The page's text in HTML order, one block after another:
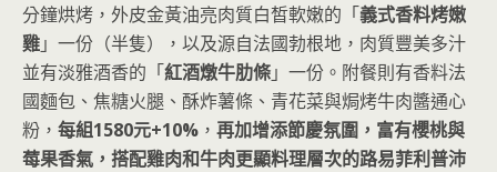
分鐘烘烤，外皮金黃油亮肉質白皙軟嫩的「義式香料烤嫩
雞」一份（半隻），以及源自法國勃根地，肉質豐美多汁
並有淡雅酒香的「紅酒燉牛肋條」一份。附餐則有香料法
國麵包、焦糖火腿、酥炸薯條、青花菜與焗烤牛肉醬通心
粉， 每組1580元+10% ， 再加增添節慶氛圍，富有櫻桃與
莓果香氣，搭配雞肉和牛肉更顯料理層次的路易菲利普沛